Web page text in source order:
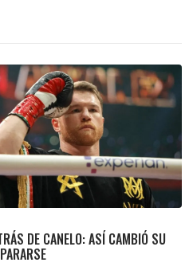
DE CANELO: ASÍ CAMBIÓ SU